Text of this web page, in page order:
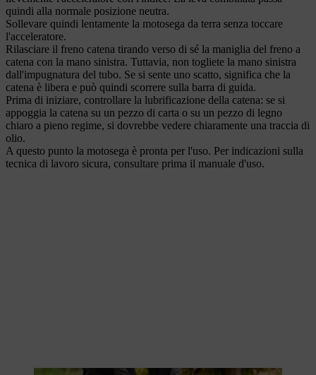
quindi alla normale posizione neutra.
Sollevare quindi lentamente la motosega da terra senza toccare
l'acceleratore.
Rilasciare il freno catena tirando verso di sé la maniglia del freno a
catena con la mano sinistra. Tuttavia, non togliete la mano sinistra
dall'impugnatura del tubo. Se si sente uno scatto, significa che la
catena è libera e può quindi scorrere sulla barra di guida.
Prima di iniziare, controllare la lubrificazione della catena: se si
appoggia la catena su un pezzo di carta o su un pezzo di legno
chiaro a pieno regime, si dovrebbe vedere chiaramente una traccia di
olio.
A questo punto la motosega è pronta per l'uso. Per indicazioni sulla
tecnica di lavoro sicura, consultare prima il manuale d'uso.